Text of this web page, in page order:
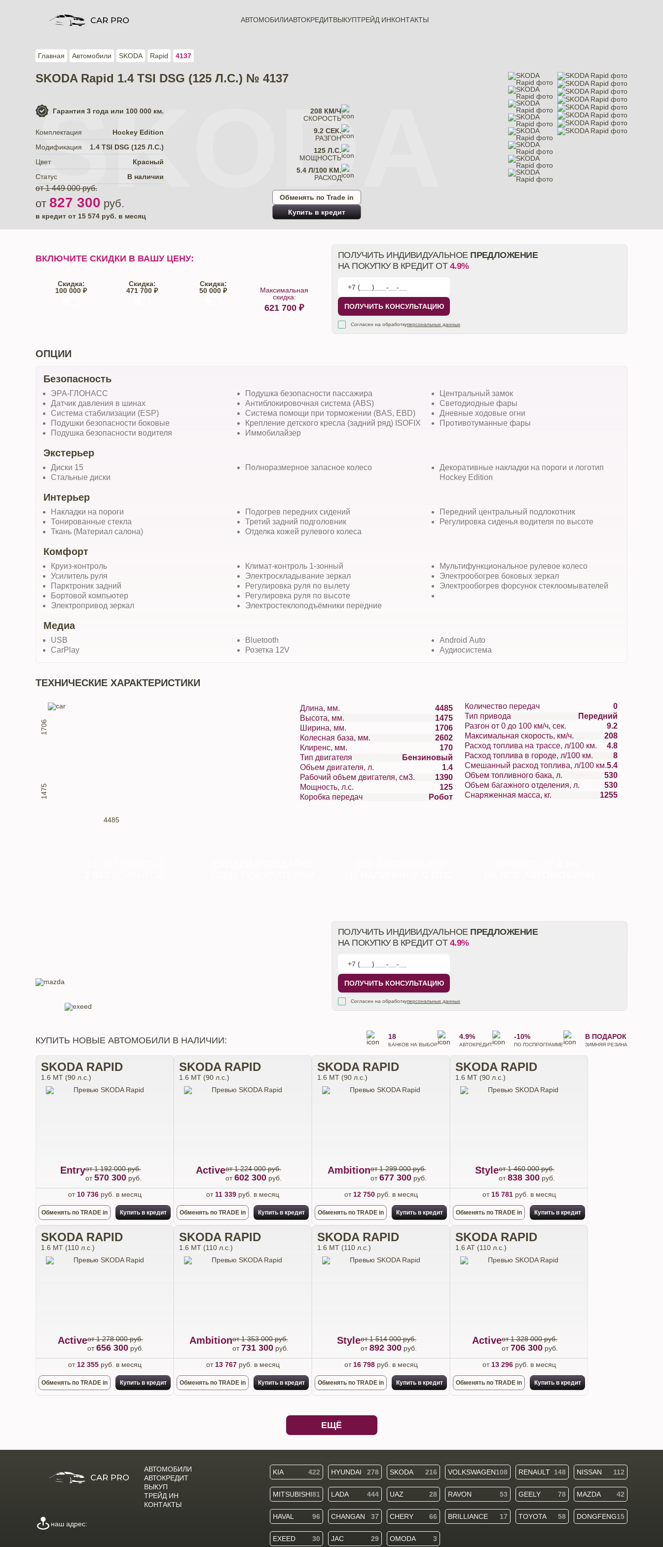
АВТОМОБИЛИАВТОКРЕДИТВЫКУПТРЕЙД ИНКОНТАКТЫ
Главная Автомобили SKODA Rapid 4137
SKODA
SKODA Rapid 1.4 TSI DSG (125 Л.С.) № 4137
Гарантия 3 года или 100 000 км.
Комплектация
Hockey Edition
Модификация
1.4 TSI DSG (125 Л.С.)
Цвет
Красный
Статус
В наличии
от 1 449 000 руб.
от 827 300 руб.
в кредит от 15 574 руб. в месяц
208 КМ/Ч
СКОРОСТЬ
9.2 СЕК.
РАЗГОН
125 Л.С.
МОЩНОСТЬ
5.4 Л/100 КМ.
РАСХОД
Обменять по Trade in
Купить в кредит
ВКЛЮЧИТЕ СКИДКИ В ВАШУ ЦЕНУ:
Скидка:
100 000 ₽
Скидка:
471 700 ₽
Скидка:
50 000 ₽
Максимальная
скидка:
621 700 ₽
ПОЛУЧИТЬ ИНДИВИДУАЛЬНОЕ ПРЕДЛОЖЕНИЕ
НА ПОКУПКУ В КРЕДИТ ОТ 4.9%
ПОЛУЧИТЬ КОНСУЛЬТАЦИЮ
Согласен на обработкуперсональных данных
ОПЦИИ
Безопасность
ЭРА-ГЛОНАСС
Датчик давления в шинах
Система стабилизации (ESP)
Подушки безопасности боковые
Подушка безопасности водителя
Подушка безопасности пассажира
Антиблокировочная система (ABS)
Система помощи при торможении (BAS, EBD)
Крепление детского кресла (задний ряд) ISOFIX
Иммобилайзер
Центральный замок
Светодиодные фары
Дневные ходовые огни
Противотуманные фары
Экстерьер
Диски 15
Стальные диски
Полноразмерное запасное колесо
Декоративные накладки на пороги и логотип
Hockey Edition
Интерьер
Накладки на пороги
Тонированные стекла
Ткань (Материал салона)
Подогрев передних сидений
Третий задний подголовник
Отделка кожей рулевого колеса
Передний центральный подлокотник
Регулировка сиденья водителя по высоте
Комфорт
Круиз-контроль
Усилитель руля
Парктроник задний
Бортовой компьютер
Электропривод зеркал
Климат-контроль 1-зонный
Электроскладывание зеркал
Регулировка руля по вылету
Регулировка руля по высоте
Электростеклоподъёмники передние
Мультифункциональное рулевое колесо
Электрообогрев боковых зеркал
Электрообогрев форсунок стеклоомывателей
Медиа
USB
CarPlay
Bluetooth
Розетка 12V
Android Auto
Аудиосистема
ТЕХНИЧЕСКИЕ ХАРАКТЕРИСТИКИ
4485
1475
1706
Длина, мм.
4485
Высота, мм.
1475
Ширина, мм.
1706
Колесная база, мм.
2602
Клиренс, мм.
170
Тип двигателя
Бензиновый
Объем двигателя, л.
1.4
Рабочий объем двигателя, см3.
1390
Мощность, л.с.
125
Коробка передач
Робот
Количество передач
0
Тип привода
Передний
Разгон от 0 до 100 км/ч, сек.
9.2
Максимальная скорость, км/ч.
208
Расход топлива на трассе, л/100 км.
4.8
Расход топлива в городе, л/100 км.
8
Смешанный расход топлива, л/100 км.5.4
Объем топливного бака, л.
530
Объем багажного отделения, л.
530
Снаряженная масса, кг.
1255
ПОЛУЧИТЬ ИНДИВИДУАЛЬНОЕ ПРЕДЛОЖЕНИЕ
НА ПОКУПКУ В КРЕДИТ ОТ 4.9%
ПОЛУЧИТЬ КОНСУЛЬТАЦИЮ
Согласен на обработкуперсональных данных
КУПИТЬ НОВЫЕ АВТОМОБИЛИ В НАЛИЧИИ: 18
БАНКОВ НА ВЫБОР
4.9%
АВТОКРЕДИТ
-10%
ПО ГОСПРОГРАММЕ
В ПОДАРОК
ЗИМНЯЯ РЕЗИНА
SKODA RAPID
1.6 MT (90 л.с.)
Entryот 1 192 000 руб.
от570 300руб.
от 10 736руб. в месяц
Обменять по TRADE in Купить в кредит
SKODA RAPID
1.6 MT (90 л.с.)
Activeот 1 224 000 руб.
от602 300 руб.
от 11 339 руб. в месяц
Обменять по TRADE in Купить в кредит
SKODA RAPID
1.6 MT (90 л.с.)
Ambitionот 1 299 000 руб.
от677 300руб.
от 12 750руб. в месяц
Обменять по TRADE in Купить в кредит
SKODA RAPID
1.6 MT (90 л.с.)
Styleот 1 460 000 руб.
от838 300 руб.
от 15 781руб. в месяц
Обменять по TRADE in Купить в кредит
SKODA RAPID
1.6 MT (110 л.с.)
Activeот 1 278 000 руб.
от656 300 руб.
от 12 355руб. в месяц
Обменять по TRADE in Купить в кредит
SKODA RAPID
1.6 MT (110 л.с.)
Ambitionот 1 353 000 руб.
от731 300руб.
от 13 767руб. в месяц
Обменять по TRADE in Купить в кредит
SKODA RAPID
1.6 MT (110 л.с.)
Styleот 1 514 000 руб.
от892 300 руб.
от 16 798руб. в месяц
Обменять по TRADE in Купить в кредит
SKODA RAPID
1.6 AT (110 л.с.)
Activeот 1 328 000 руб.
от706 300 руб.
от 13 296руб. в месяц
Обменять по TRADE in Купить в кредит
ЕЩЁ
АВТОМОБИЛИ
АВТОКРЕДИТ
ВЫКУП
ТРЕЙД ИН
КОНТАКТЫ
наш адрес:
KIA 422 HYUNDAI 278 SKODA 216 VOLKSWAGEN108 RENAULT 148 NISSAN 112
MITSUBISHI81 LADA 444 UAZ 28 RAVON 53 GEELY 78 MAZDA 42
HAVAL 96 CHANGAN 37 CHERY 66 BRILLIANCE 17 TOYOTA 58 DONGFENG15
EXEED 30 JAC 29 OMODA 3